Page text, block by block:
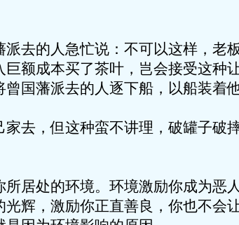
去的人急忙说：不可以这样，老
额成本买了茶叶，岂会接受这种
国藩派去的人逐下船，以船装着
去，但这种蛮不讲理，破罐子破
居处的环境。环境激励你成为恶
辉，激励你正直善良，你也不会